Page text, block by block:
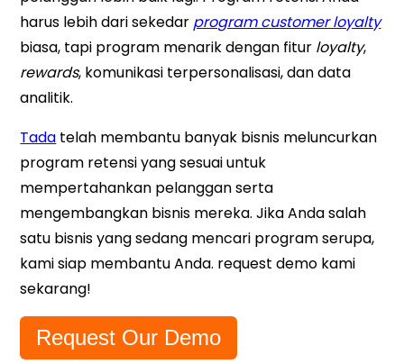
harus lebih dari sekedar program customer loyalty
biasa, tapi program menarik dengan fitur loyalty,
rewards, komunikasi terpersonalisasi, dan data
analitik.
Tada telah membantu banyak bisnis meluncurkan
program retensi yang sesuai untuk
mempertahankan pelanggan serta
mengembangkan bisnis mereka. Jika Anda salah
satu bisnis yang sedang mencari program serupa,
kami siap membantu Anda. request demo kami
sekarang!
Request Our Demo